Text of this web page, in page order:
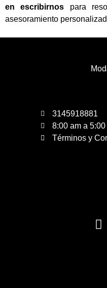
en escribirnos para
asesoramiento
3145918881
8:00 am a
Términos y